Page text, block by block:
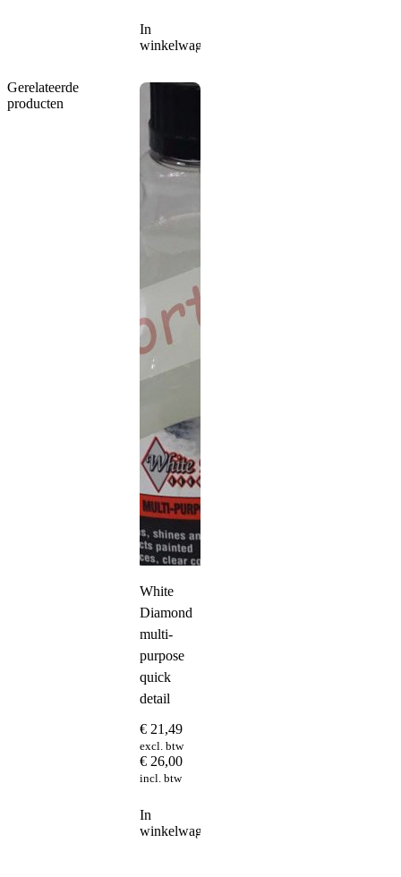
In
winkelwagen
Gerelateerde
producten
White
Diamond
multi-
purpose
quick
detail
€ 21,49
excl. btw
€ 26,00
incl. btw
In
winkelwagen